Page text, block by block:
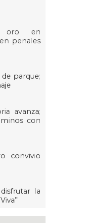
oro en
penales
parque;
avanza;
con
convivio
la